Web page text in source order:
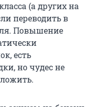
(а других на
переводить в
Повышение
есть
но чудес не